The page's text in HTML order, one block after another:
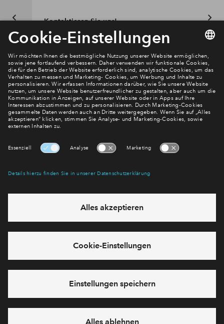
Kontaktieren Sie uns!
Newsletter Anmeldung
Verpassen Sie zu diesem Wohnprojekt keine Neuigkeiten
mehr! Wir halten Sie auf dem Laufenden – mit unserem
regelmäßig erscheinenden Newsletter informieren wir Sie
über den Stand dieses und weiterer Neubauprojekte.
Abonnieren
für unsereDatenschutzerklärung
Formular: